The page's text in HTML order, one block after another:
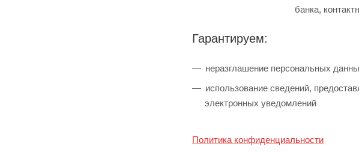
банка,
Гарантируем:
неразглашение персональных
использование сведений,
электронных уведомлений
Политика конфиденциальности